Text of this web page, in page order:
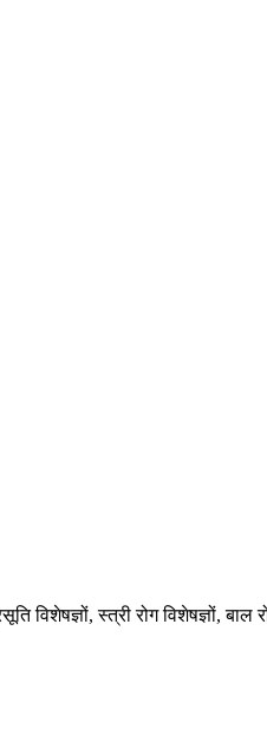
स्त्री रोग विशेषज्ञों, बाल